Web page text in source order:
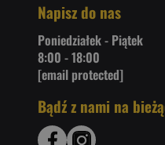
Napisz do nas
Poniedziałek - Piątek
8:00 - 18:00
[email protected]
Bądź z nami na